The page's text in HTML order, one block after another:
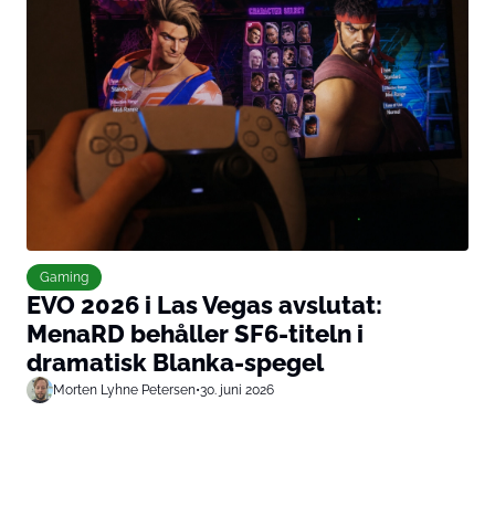
Gaming
EVO 2026 i Las Vegas avslutat:
MenaRD behåller SF6-titeln i
dramatisk Blanka-spegel
Morten Lyhne Petersen•30. juni 2026